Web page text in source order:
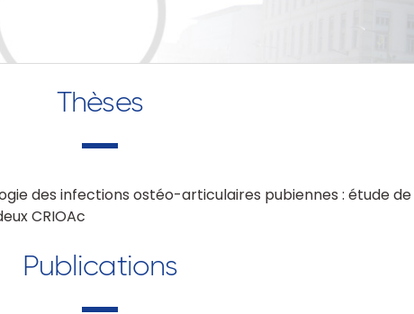
Thèses
des infections ostéo-articulaires pubiennes : étude de
CRIOAc
Publications